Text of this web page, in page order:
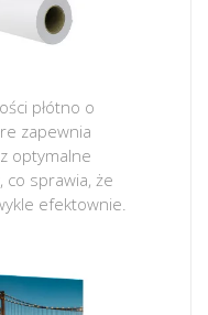
płótno o
zapewnia
optymalne
sprawia, że
efektownie.